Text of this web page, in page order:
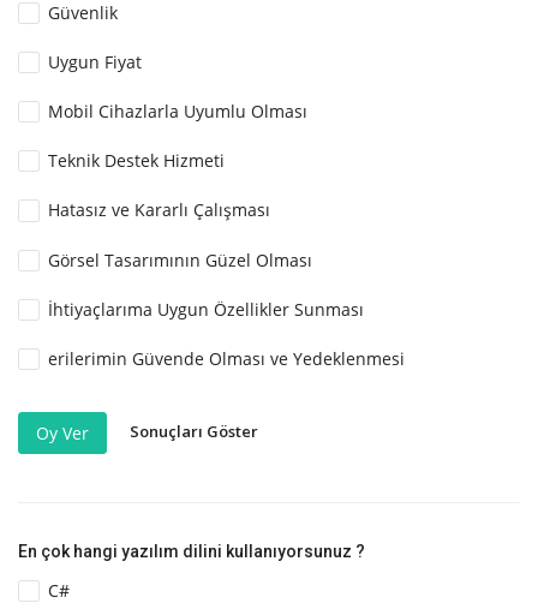
Güvenlik
Uygun Fiyat
Mobil Cihazlarla Uyumlu Olması
Teknik Destek Hizmeti
Hatasız ve Kararlı Çalışması
Görsel Tasarımının Güzel Olması
İhtiyaçlarıma Uygun Özellikler Sunması
erilerimin Güvende Olması ve Yedeklenmesi
Oy Ver Sonuçları Göster
En çok hangi yazılım dilini kullanıyorsunuz ?
C#